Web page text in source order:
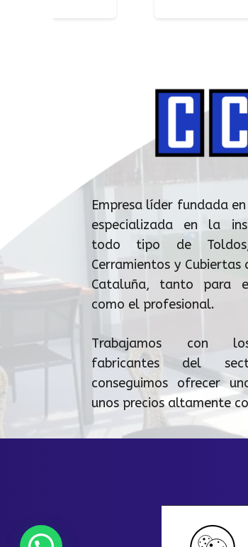
Empresa líder fundada
especializada en la
todo tipo de
Cerramientos y Cubiertas
Cataluña, tanto para
como el profesional.
Trabajamos con
fabricantes del
conseguimos ofrecer
unos precios altamente
1